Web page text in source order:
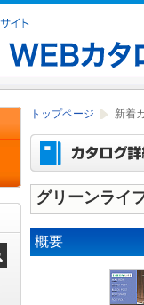
トップページ 新着
グリーンライ
概要